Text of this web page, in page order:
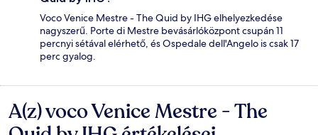
Voco Venice Mestre - The Quid by IHG elhelyezkedése
nagyszerű. Porte di Mestre bevásárlóközpont csupán 11
percnyi sétával elérhető, és Ospedale dell'Angelo is csak 17
perc gyalog.
Értékelések
A(z) voco Venice Mestre - The